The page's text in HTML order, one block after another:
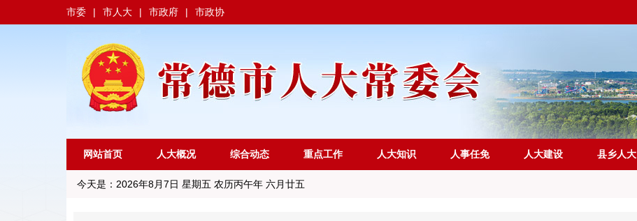
市委 | 市人大 | 市政府 | 市政协
网站首页 人大概况 综合动态 重点工作 人大知识 人事任免 人大建设 县乡人大
今天是： 2026年8月7日 星期五 农历丙午年 六月廿五